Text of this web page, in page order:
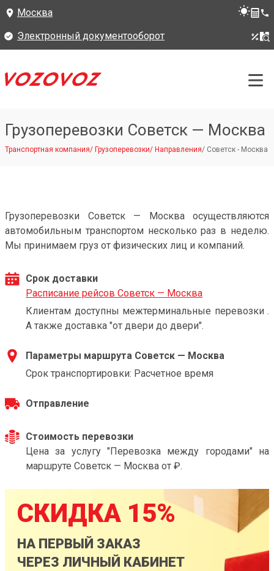
Москва
Электронный документооборот
Грузоперевозки Советск — Москва
Транспортная компания/ Грузоперевозки/ Направления/ Советск - Москва
Грузоперевозки Советск — Москва осуществляются
автомобильным транспортом несколько раз в неделю.
Мы принимаем груз от физических лиц и компаний.
Срок доставки
Расписание рейсов Советск — Москва
Клиентам доступны межтерминальные перевозки .
А также доставка "от двери до двери".
Параметры маршрута Советск — Москва
Срок транспортировки: Расчетное время
Отправление
Стоимость перевозки
Цена за услугу "Перевозка между городами" на
маршруте Советск — Москва от ₽.
СКИДКА 15%
НА ПЕРВЫЙ ЗАКАЗ
ЧЕРЕЗ ЛИЧНЫЙ КАБИНЕТ